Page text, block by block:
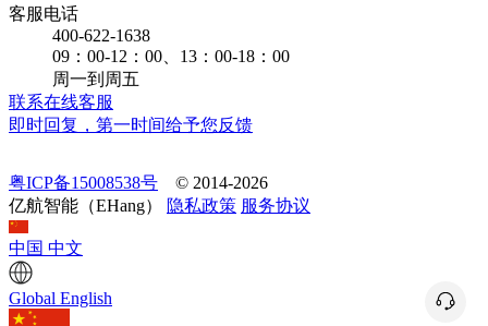
客服电话
400-622-1638
09：00-12：00、13：00-18：00
周一到周五
联系在线客服
即时回复，第一时间给予您反馈
粤ICP备15008538号 © 2014-2026
亿航智能（EHang）
隐私政策 服务协议
中国 中文
Global English